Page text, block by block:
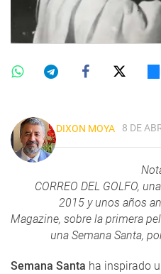
DIXON MOYA 8 DE
CORREO DEL GOLFO,
2015 y unos años
Magazine, sobre la primera
una Semana Santa,
Semana Santa ha inspirado